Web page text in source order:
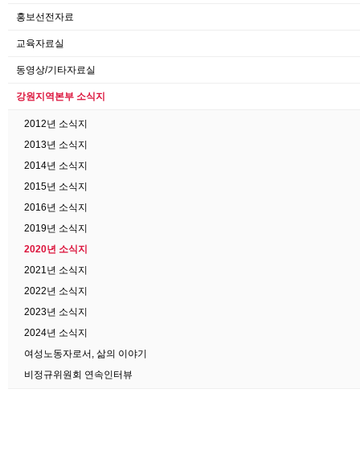
홍보선전자료
교육자료실
동영상/기타자료실
강원지역본부 소식지
2012년 소식지
2013년 소식지
2014년 소식지
2015년 소식지
2016년 소식지
2019년 소식지
2020년 소식지
2021년 소식지
2022년 소식지
2023년 소식지
2024년 소식지
여성노동자로서, 삶의 이야기
비정규위원회 연속인터뷰